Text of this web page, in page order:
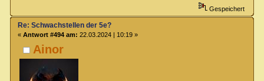
Gespeichert
Ainor
Re: Schwachstellen der 5e?
« Antwort #494 am: 22.03.2024 | 10:19 »